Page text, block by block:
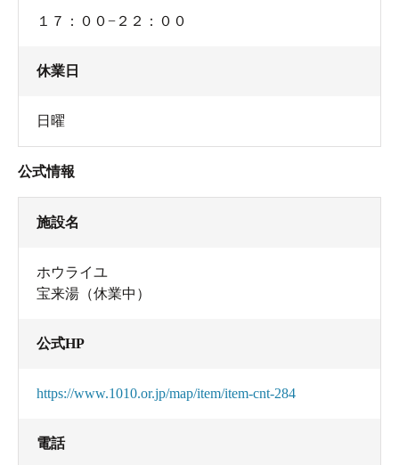
１７：００−２２：００
休業日
日曜
公式情報
施設名
ホウライユ
宝来湯（休業中）
公式HP
https://www.1010.or.jp/map/item/item-cnt-284
電話